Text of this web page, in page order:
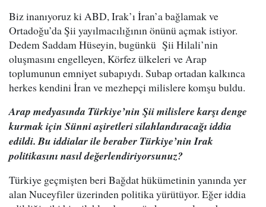
Biz inanıyoruz ki ABD, Irak’ı İran’a bağlamak ve
Ortadoğu’da Şii yayılmacılığının önünü açmak istiyor.
Dedem Saddam Hüseyin, bugünkü Şii Hilali’nin
oluşmasını engelleyen, Körfez ülkeleri ve Arap
toplumunun emniyet subapıydı. Subap ortadan kalkınca
herkes kendini İran ve mezhepçi milislere komşu buldu.
Arap medyasında Türkiye’nin Şii milislere karşı denge
kurmak için Sünni aşiretleri silahlandıracağı iddia
edildi. Bu iddialar ile beraber Türkiye’nin Irak
politikasını nasıl değerlendiriyorsunuz?
Türkiye geçmişten beri Bağdat hükümetinin yanında yer
alan Nuceyfiler üzerinden politika yürütüyor. Eğer iddia